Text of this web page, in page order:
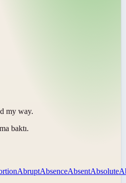
my way.
baktı.
AbruptAbsenceAbsentAbsolute